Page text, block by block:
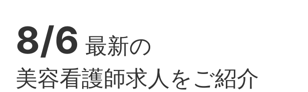
8/6 最新の
美容看護師求人をご紹介